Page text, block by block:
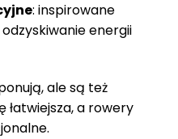
: inspirowane
odzyskiwanie energii
ale są też
a rowery